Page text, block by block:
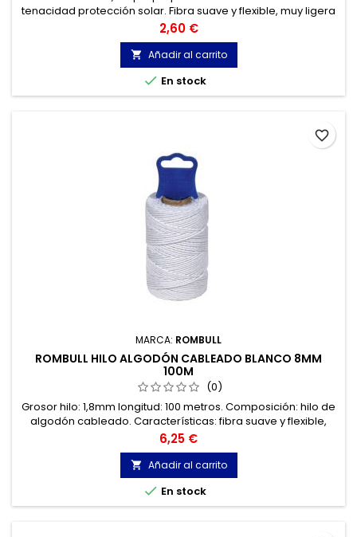
tenacidad protección solar. Fibra suave y flexible, muy ligera
con gran resistencia a la tracción, buena anudabilidad,
resistente a la mayoría de los ácidos.
Precio
2,60 €
 Añadir al carrito
 En stock
MARCA: ROMBULL
ROMBULL HILO ALGODÓN CABLEADO BLANCO 8MM
100M
(0)
Grosor hilo: 1,8mm longitud: 100 metros. Composición: hilo de
algodón cableado. Características: fibra suave y flexible,
excelente anudabiliddad. Aplicaciones: industrias
cerámicas, plomadas floricultura, jardinería, juguetería,
trabajos manuales, deporte
Precio
6,25 €
 Añadir al carrito
 En stock
favorite_border